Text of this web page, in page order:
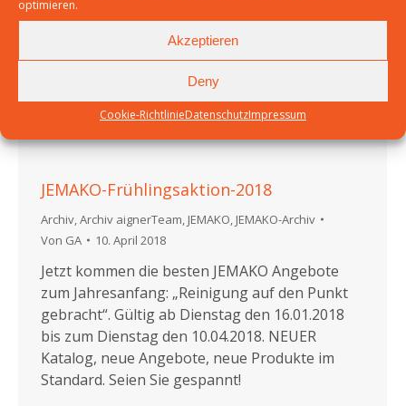
optimieren.
Akzeptieren
Deny
Cookie-RichtlinieDatenschutzImpressum
JEMAKO-Frühlingsaktion-2018
Archiv,Archiv aignerTeam, JEMAKO, JEMAKO-Archiv
Von GA 10. April 2018
Jetzt kommen die besten JEMAKO Angebote
zum Jahresanfang: „Reinigung auf den Punkt
gebracht“. Gültig ab Dienstag den 16.01.2018
bis zum Dienstag den 10.04.2018. NEUER
Katalog, neue Angebote, neue Produkte im
Standard. Seien Sie gespannt!